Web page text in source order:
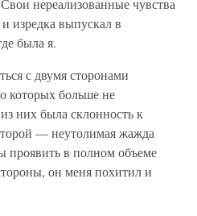
нереализованные чувства
изредка выпускал в
была я.
с двумя сторонами
которых больше не
них была склонность к
— неутолимая жажда
проявить в полном объеме
он меня похитил и